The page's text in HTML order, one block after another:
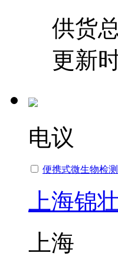
供货
更新
电议
便携式微生物检
上海锦
上海